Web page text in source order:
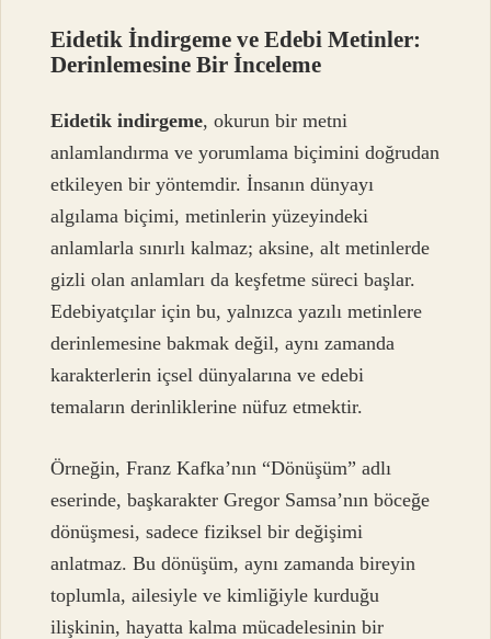
Eidetik İndirgeme ve Edebi Metinler:
Derinlemesine Bir İnceleme
Eidetik indirgeme, okurun bir metni
anlamlandırma ve yorumlama biçimini doğrudan
etkileyen bir yöntemdir. İnsanın dünyayı
algılama biçimi, metinlerin yüzeyindeki
anlamlarla sınırlı kalmaz; aksine, alt metinlerde
gizli olan anlamları da keşfetme süreci başlar.
Edebiyatçılar için bu, yalnızca yazılı metinlere
derinlemesine bakmak değil, aynı zamanda
karakterlerin içsel dünyalarına ve edebi
temaların derinliklerine nüfuz etmektir.
Örneğin, Franz Kafka’nın “Dönüşüm” adlı
eserinde, başkarakter Gregor Samsa’nın böceğe
dönüşmesi, sadece fiziksel bir değişimi
anlatmaz. Bu dönüşüm, aynı zamanda bireyin
toplumla, ailesiyle ve kimliğiyle kurduğu
ilişkinin, hayatta kalma mücadelesinin bir